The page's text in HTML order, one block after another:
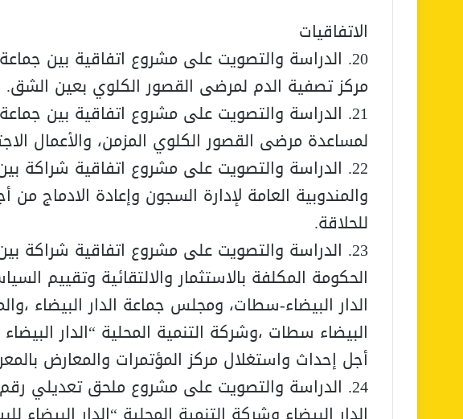
الاتفاقيات
20. الدراسة والتصويت على مشروع اتفاقية بين
مركز تصفية الدم لمرضى القصور الكلوي بعين الشق.
21. الدراسة والتصويت على مشروع اتفاقية بين
لمساعدة مرضى القصور الكلوي المزمن، والأعمال
22. الدراسة والتصويت على مشروع اتفاقية شراكة
والمندوبية العامة لإدارة السجون وإعادة الادماج
للحلاقة.
23. الدراسة والتصويت على مشروع اتفاقية شراكة
الحكومة المكلفة بالاستثمار والالتقائية وتقييم
الدار البيضاء-سطات، ومجلس جماعة الدار البيضاء
البيضاء سطات ،وشركة التنمية المحلية “الدار
أجل إحداث واستغلال مركز المؤتمرات والمعارض